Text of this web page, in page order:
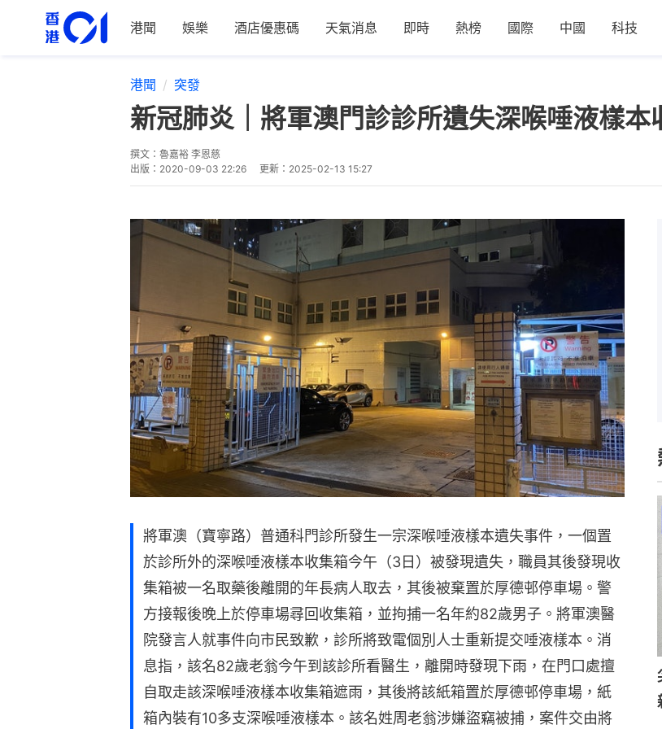
港聞 娛樂 酒店優惠碼 天氣消息 即時 熱榜 國際 中國 科技
港聞 突發
新冠肺炎｜將軍澳門診診所遺失深喉唾液樣
撰文： 魯嘉裕 李恩慈
出版： 2020-09-03 22:26 更新： 2025-02-13 15:27
將軍澳（寶寧路）普通科門診所發生一宗深喉唾液樣本遺失事件，一個置
於診所外的深喉唾液樣本收集箱今午（3日）被發現遺失，職員其後發現收
集箱被一名取藥後離開的年長病人取去，其後被棄置於厚德邨停車場。警
方接報後晚上於停車場尋回收集箱，並拘捕一名年約82歲男子。將軍澳醫
院發言人就事件向市民致歉，診所將致電個別人士重新提交唾液樣本。消
息指，該名82歲老翁今午到該診所看醫生，離開時發現下雨，在門口處擅
自取走該深喉唾液樣本收集箱遮雨，其後將該紙箱置於厚德邨停車場，紙
箱內裝有10多支深喉唾液樣本。該名姓周老翁涉嫌盜竊被捕，案件交由將